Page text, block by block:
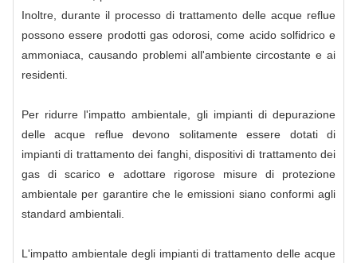
Inoltre, durante il processo di trattamento delle acque reflue
possono essere prodotti gas odorosi, come acido solfidrico e
ammoniaca, causando problemi all'ambiente circostante e ai
residenti.
Per ridurre l'impatto ambientale, gli impianti di depurazione
delle acque reflue devono solitamente essere dotati di
impianti di trattamento dei fanghi, dispositivi di trattamento dei
gas di scarico e adottare rigorose misure di protezione
ambientale per garantire che le emissioni siano conformi agli
standard ambientali.
L'impatto ambientale degli impianti di trattamento delle acque